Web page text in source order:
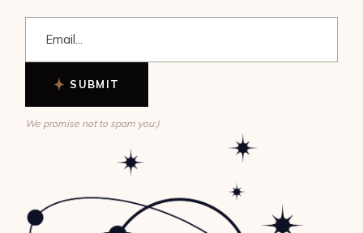
SUBMIT
We promise not to spam you:)